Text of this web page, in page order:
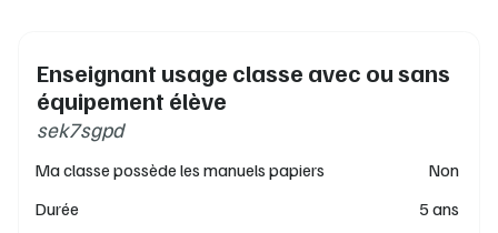
Enseignant usage classe avec ou sans
équipement élève
sek7sgpd
Ma classe possède les manuels papiers
Non
Durée
5 ans